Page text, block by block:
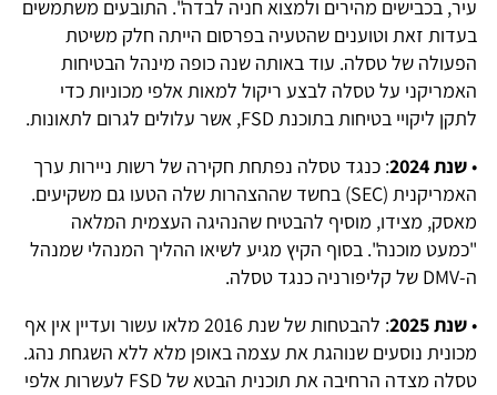
עיר, בכבישים מהירים ולמצוא חניה לבדה". התובעים משתמשים
בעדות זאת וטוענים שהטעיה בפרסום הייתה חלק משיטת
הפעולה של טסלה. עוד באותה שנה כופה מינהל הבטיחות
האמריקני על טסלה לבצע ריקול למאות אלפי מכוניות כדי
לתקן ליקויי בטיחות בתוכנת FSD, אשר עלולים לגרום לתאונות.
•שנת 2024
: כנגד טסלה נפתחת חקירה של רשות ניירות ערך
האמריקנית (SEC) בחשד שההצהרות שלה הטעו גם משקיעים.
מאסק, מצידו, מוסיף להבטיח שהנהיגה העצמית המלאה
"כמעט מוכנה". בסוף הקיץ מגיע לשיאו ההליך המנהלי שמנהל
ה-DMV של קליפורניה כנגד טסלה.
•שנת 2025
: להבטחות של שנת 2016 מלאו עשור ועדיין אין אף
מכונית נוסעים שנוהגת את עצמה באופן מלא ללא השגחת נהג.
טסלה מצדה הרחיבה את תוכנית הבטא של FSD לעשרות אלפי